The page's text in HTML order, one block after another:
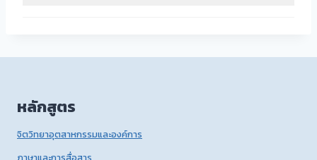
หลักสูตร
จิตวิทยาอุตสาหกรรมและองค์การ
ภาษาและการสื่อสาร